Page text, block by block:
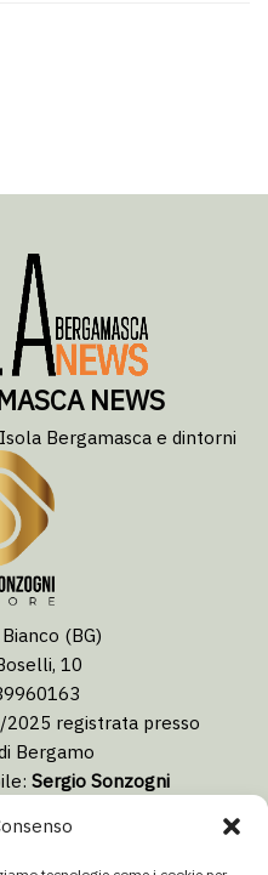
NEWS
Bergamasca e dintorni
(BG)
10
registrata presso
Bergamo
Sergio Sonzogni